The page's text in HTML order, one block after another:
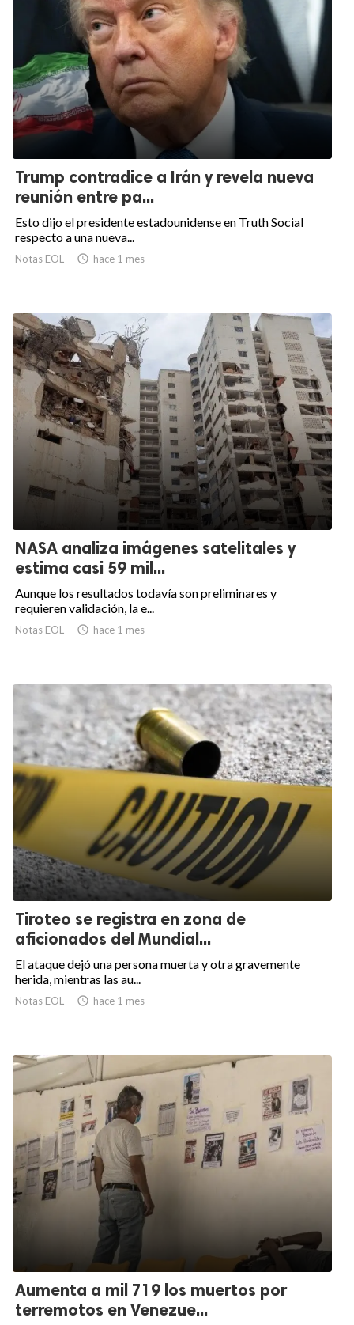
Trump contradice a Irán y revela nueva
reunión entre pa...
Esto dijo el presidente estadounidense en Truth Social
respecto a una nueva...
Notas EOL  hace 1 mes
NASA analiza imágenes satelitales y
estima casi 59 mil...
Aunque los resultados todavía son preliminares y
requieren validación, la e...
Notas EOL  hace 1 mes
Tiroteo se registra en zona de
aficionados del Mundial...
El ataque dejó una persona muerta y otra gravemente
herida, mientras las au...
Notas EOL  hace 1 mes
Aumenta a mil 719 los muertos por
terremotos en Venezue...